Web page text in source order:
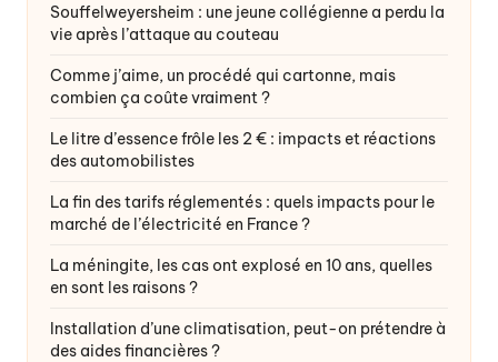
Souffelweyersheim : une jeune collégienne a perdu la
vie après l’attaque au couteau
Comme j’aime, un procédé qui cartonne, mais
combien ça coûte vraiment ?
Le litre d’essence frôle les 2 € : impacts et réactions
des automobilistes
La fin des tarifs réglementés : quels impacts pour le
marché de l’électricité en France ?
La méningite, les cas ont explosé en 10 ans, quelles
en sont les raisons ?
Installation d’une climatisation, peut-on prétendre à
des aides financières ?